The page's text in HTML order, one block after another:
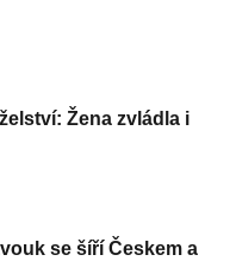
Žena zvládla i
se šíří Českem a